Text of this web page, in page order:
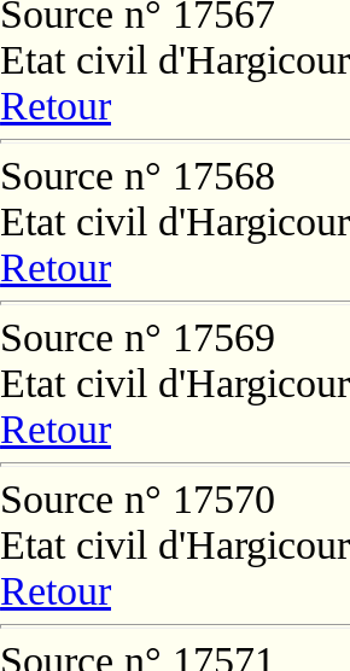
Source n° 17567
Etat civil
Retour
Source n° 17568
Etat civil
Retour
Source n° 17569
Etat civil
Retour
Source n° 17570
Etat civil
Retour
Source n° 17571